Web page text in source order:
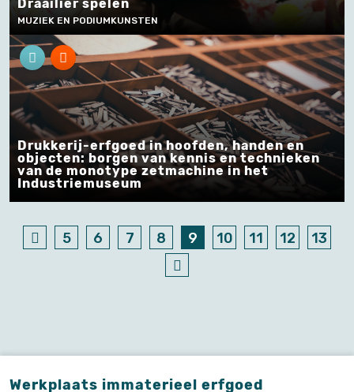
Drukkerij-erfgoed in hoofden, handen en
objecten: borgen van kennis en technieken
van de monotype zetmachine in het
Industriemuseum
Draailier spelen
MUZIEK EN PODIUMKUNSTEN
5 6 7 8 9 10 11 12 13
Werkplaats immaterieel erfgoed